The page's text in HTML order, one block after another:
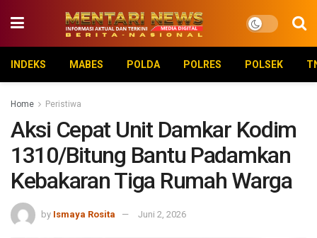
INDEKS MABES POLDA POLRES POLSEK
Home Peristiwa
Aksi Cepat Unit Damkar Kodim
1310/Bitung Bantu Padamkan
Kebakaran Tiga Rumah Warga
by Ismaya Rosita Juni 2, 2026